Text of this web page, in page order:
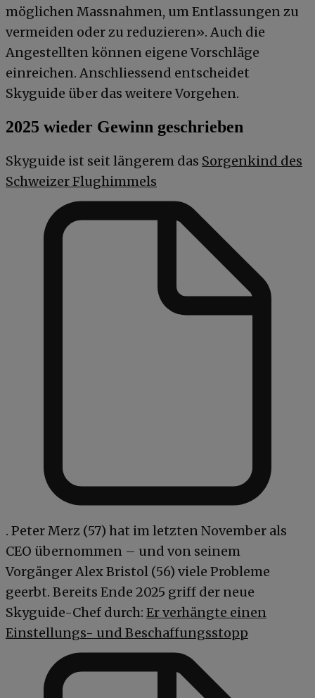
möglichen Massnahmen, um Entlassungen zu
vermeiden oder zu reduzieren». Auch die
Angestellten können eigene Vorschläge
einreichen. Anschliessend entscheidet
Skyguide über das weitere Vorgehen.
2025 wieder Gewinn geschrieben
Skyguide ist seit längerem das Sorgenkind des
Schweizer Flughimmels
. Peter Merz (57) hat im letzten November als
CEO übernommen – und von seinem
Vorgänger Alex Bristol (56) viele Probleme
geerbt. Bereits Ende 2025 griff der neue
Skyguide-Chef durch: Er verhängte einen
Einstellungs- und Beschaffungsstopp